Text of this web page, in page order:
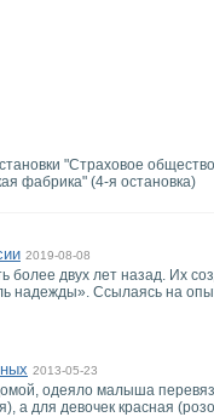
"Страховое
фабрика" (4-я остановка)
2019-08-08
более двух лет назад. Их
надежды». Ссылаясь на
2013-05-23
одеяло малыша
а для девочек красная